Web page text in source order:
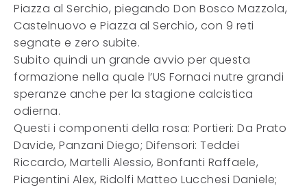
Piazza al Serchio, piegando Don Bosco Mazzola,
Castelnuovo e Piazza al Serchio, con 9 reti
segnate e zero subite.
Subito quindi un grande avvio per questa
formazione nella quale l’US Fornaci nutre grandi
speranze anche per la stagione calcistica
odierna.
Questi i componenti della rosa: Portieri: Da Prato
Davide, Panzani Diego; Difensori: Teddei
Riccardo, Martelli Alessio, Bonfanti Raffaele,
Piagentini Alex, Ridolfi Matteo Lucchesi Daniele;